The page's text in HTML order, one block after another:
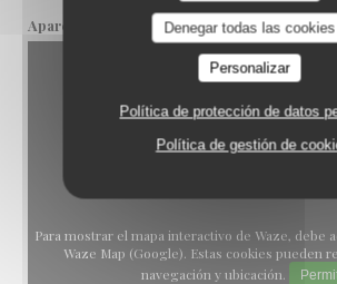
Denegar todas las cookies
Personalizar
Política de protección de datos
Política de gestión de
Aparcamiento oui
Para mostrar el mapa interactivo de Waze, debe
Waze Map (Google). Estas cookies pueden
navegación y ubicación.